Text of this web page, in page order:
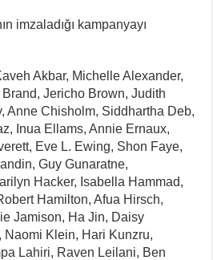
imzaladığı kampanyayı
Akbar, Michelle Alexander,
Jericho Brown, Judith
Anne Chisholm, Siddhartha Deb,
Inua Ellams, Annie Ernaux,
Eve L. Ewing, Shon Faye,
Guy Gunaratne,
Hacker, Isabella Hammad,
Hamilton, Afua Hirsch,
Jamison, Ha Jin, Daisy
Naomi Klein, Hari Kunzru,
Lahiri, Raven Leilani, Ben